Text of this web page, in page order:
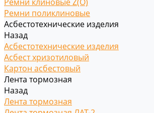
Ремни поликлиновые
Асбестотехнические изделия
Назад
Асбестотехнические изделия
Асбест хризотиловый
Картон асбестовый
Лента тормозная
Назад
Лента тормозная